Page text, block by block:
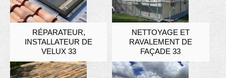
RÉPARATEUR,
INSTALLATEUR DE
VELUX 33
NETTOYAGE ET
RAVALEMENT DE
FAÇADE 33